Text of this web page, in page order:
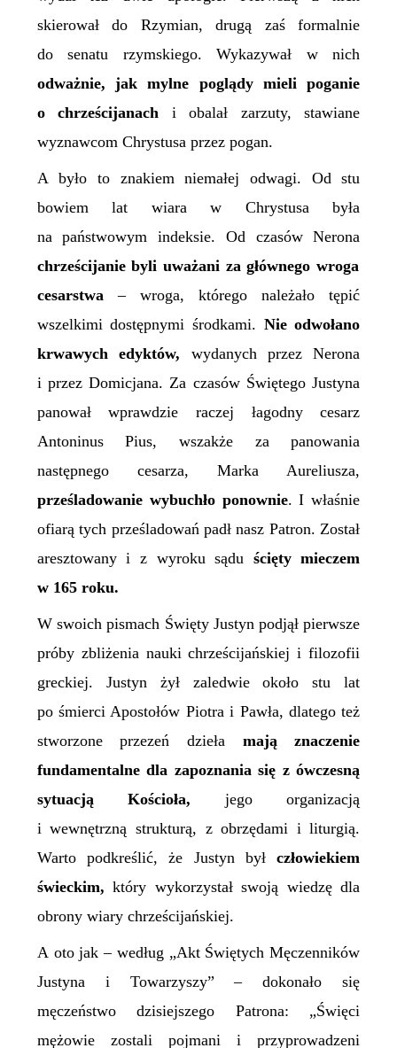
skierował do Rzymian, drugą zaś formalnie
do senatu rzymskiego. Wykazywał w nich
odważnie, jak mylne poglądy mieli poganie
o chrześcijanach i obalał zarzuty, stawiane
wyznawcom Chrystusa przez pogan.
A było to znakiem niemałej odwagi. Od stu
bowiem lat wiara w Chrystusa była
na państwowym indeksie. Od czasów Nerona
chrześcijanie byli uważani za głównego wroga
cesarstwa– wroga, którego należało tępić
wszelkimi dostępnymi środkami. Nie odwołano
krwawych edyktów, wydanych przez Nerona
i przez Domicjana. Za czasów Świętego Justyna
panował wprawdzie raczej łagodny cesarz
Antoninus Pius, wszakże za panowania
następnego cesarza, Marka Aureliusza,
prześladowanie wybuchło ponownie. I właśnie
ofiarą tych prześladowań padł nasz Patron.Został
aresztowany i z wyroku sądu ścięty mieczem
w 165 roku.
W swoich pismach Święty Justyn podjął pierwsze
próby zbliżenia nauki chrześcijańskiej i filozofii
greckiej. Justyn żył zaledwie około stu lat
po śmierci Apostołów Piotra i Pawła, dlatego też
stworzone przezeń dzieła mają znaczenie
fundamentalne dla zapoznania się z ówczesną
sytuacją Kościoła, jego organizacją
i wewnętrzną strukturą, z obrzędami i liturgią.
Warto podkreślić, że Justyn byłczłowiekiem
świeckim, który wykorzystał swoją wiedzę dla
obrony wiary chrześcijańskiej.
A oto jak – według „Akt ŚwiętychMęczenników
Justyna i Towarzyszy” – dokonało się
męczeństwo dzisiejszego Patrona: „Święci
mężowie zostali pojmani i przyprowadzeni